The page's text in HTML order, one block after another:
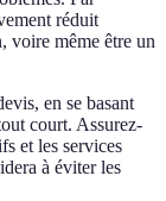
réduit
voire même être un
en se basant
court. Assurez-
et les services
à éviter les